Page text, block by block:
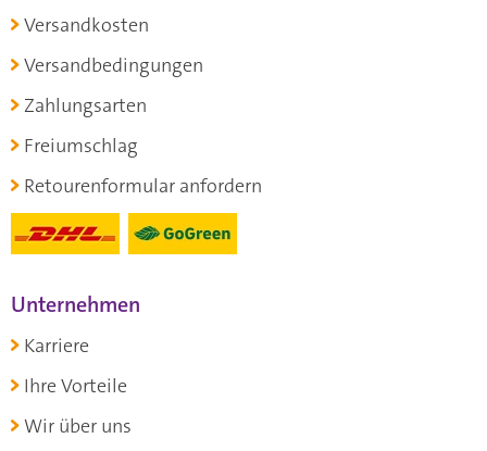
Versandkosten
Versandbedingungen
Zahlungsarten
Freiumschlag
Retourenformular anfordern
Unternehmen
Karriere
Ihre Vorteile
Wir über uns